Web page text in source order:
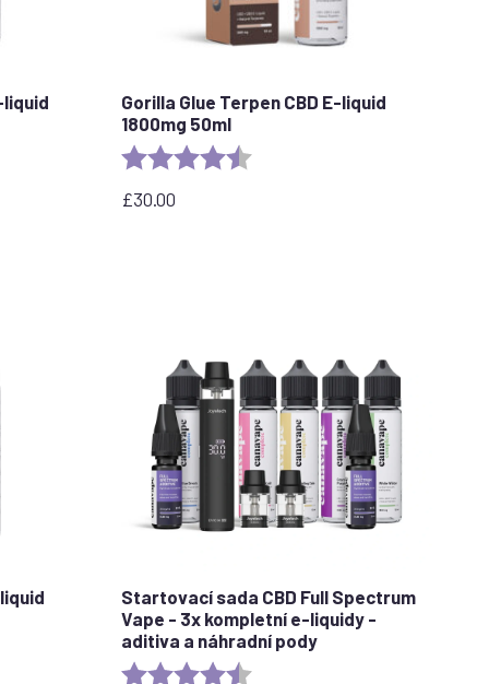
liquid
Gorilla Glue Terpen CBD E-liquid
1800mg 50ml
Rating:
£30.00
Startovací sada CBD Full Spectrum
Vape - 3x kompletní e-liquidy -
aditiva a náhradní pody
Rating: